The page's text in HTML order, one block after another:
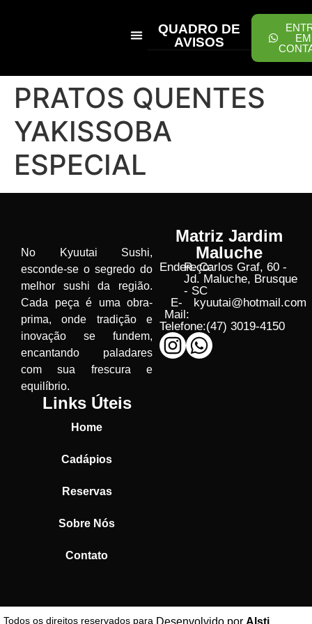
QUADRO DE
AVISOS
EM
PRATOS QUENTES
YAKISSOBA
ESPECIAL
No Kyuutai Sushi,
esconde-se o segredo do
melhor sushi da região.
Cada peça é uma obra-
prima, onde tradição e
inovação se fundem,
encantando paladares
com sua frescura e
equilíbrio.
Links Úteis
Home
Cadápios
Reservas
Sobre Nós
Contato
Matriz Jardim
Maluche
Endereço:
R. Carlos Graf, 60 -
Jd. Maluche, Brusque
- SC
E-
Mail:
kyuutai@hotmail.com
Telefone:(47) 3019-4150
Todos os direitos reservados para Desenvolvido por Alsti